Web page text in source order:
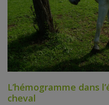
L’hémogramme dans
cheval